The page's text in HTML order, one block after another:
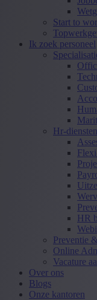
Start to
Ik zoek personeel
Hr-diensten
HR
Preventie
Online
Vacature
Over ons
Blogs
Onze kantoren